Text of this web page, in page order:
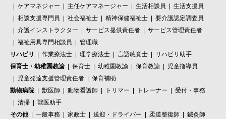
ケアマネジャー
主任ケアマネージャー 生活相談員
生活支援員
相談支援専門員
社会福祉士 精神保健福祉士
要介護認定調査員
介護インストラクター
サービス提供責任者
サービス管理責任者
福祉用具専門相談員
管理職
リハビリ
作業療法士 理学療法士 言語聴覚士
リハビリ助手
保育士・幼稚園教諭
保育士 幼稚園教諭 保育教諭
児童指導員
児童発達支援管理責任者
保育補助
動物病院
獣医師 動物看護師 トリマー トレーナー
受付・事務
清掃
獣医助手
その他
一般事務 家政士 送迎・ドライバー 柔道整復師
鍼灸師